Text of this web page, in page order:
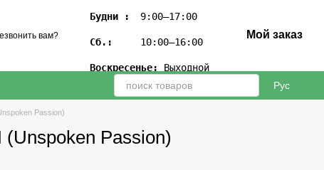
вам?
Будни : 9:00–17:00
Сб.: 10:00–16:00
Воскресенье: Выходной
Мой заказ
Рус
Passion)
Passion)